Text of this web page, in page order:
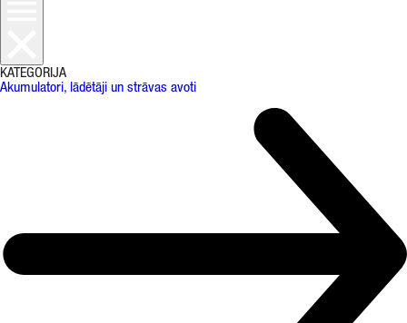
KATEGORIJA
Akumulatori, lādētāji un strāvas avoti